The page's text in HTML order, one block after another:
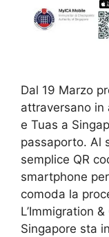
Dal 19 Marzo
attraversano in
e Tuas a
passaporto. Al
semplice QR
smartphone
comoda la
L’Immigration
Singapore sta